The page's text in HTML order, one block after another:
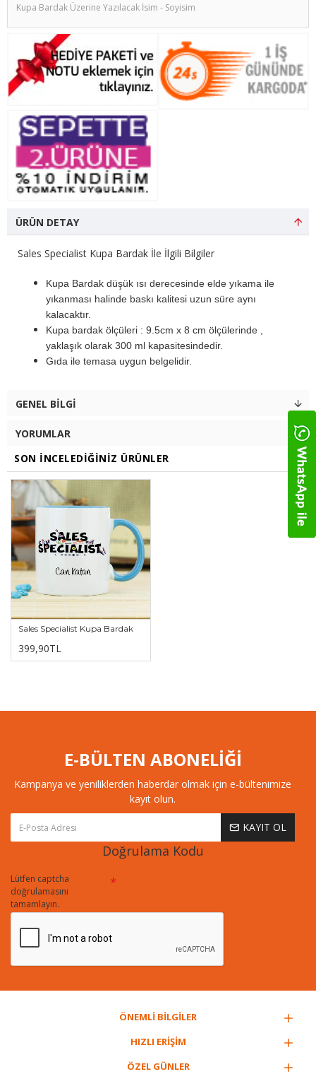
ÜRÜN DETAY
Sales Specialist Kupa Bardak İle İlgili Bilgiler
Kupa Bardak düşük ısı derecesinde elde yıkama ile
yıkanması halinde baskı kalitesi uzun süre aynı
kalacaktır.
Kupa bardak ölçüleri : 9.5cm x 8 cm ölçülerinde ,
yaklaşık olarak 300 ml kapasitesindedir.
Gıda ile temasa uygun belgelidir.
GENEL BILGI
YORUMLAR
SON İNCELEDIĞINIZ ÜRÜNLER
Sales Specialist Kupa Bardak
399,90TL
E-BÜLTEN ABONELİĞİ
Kampanya ve yeniliklerden haberdar olmak için e-bültenimize
kayıt olun.
KAYIT OL
Doğrulama Kodu
Lütfen captcha
doğrulamasını
tamamlayın.
ÖNEMLİ BİLGİLER
HIZLI ERİŞİM
ÖZEL GÜNLER